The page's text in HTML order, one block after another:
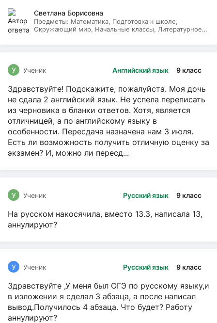
Светлана Борисовна
Предметы: Математика, Подготовка к школе,
Окружающий мир, Начальные классы, Литературное
Английский язык 9 класс
У Ученик
Здравствуйте! Подскажите, пожалуйста. Моя дочь
не сдала 2 английский язык. Не успела переписать
из черновика в бланки ответов. Хотя, является
отличницей, а по английскому языку в
особенности. Пересдача назначена нам 3 июля.
Есть ли возможность получить отличную оценку за
экзамен? И, можно ли пересд...
Русский язык 9 класс
У Ученик
На русском накосячила, вместо 13.3, написала 13,
аннулируют?
Русский язык 9 класс
У Ученик
Здравствуйте ,У меня был ОГЭ по русскому языку,и
в изложении я сделал 3 абзаца, а после написал
вывод.Получилось 4 абзаца. Что будет? Работу
аннулируют?